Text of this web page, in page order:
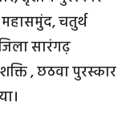
महासमुंद, चतुर्थ
सारंगढ़
, छठवा पुरस्कार